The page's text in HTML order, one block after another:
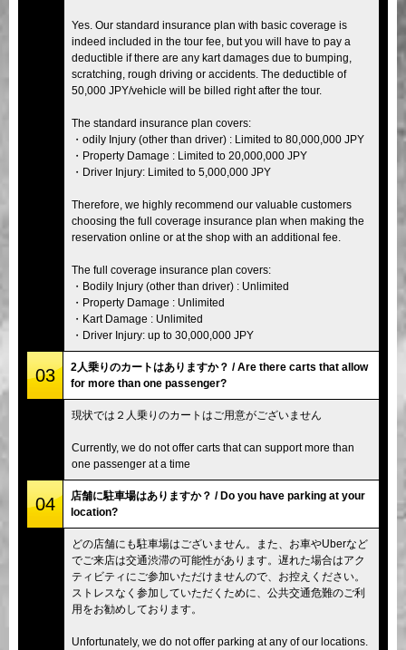
Yes. Our standard insurance plan with basic coverage is
indeed included in the tour fee, but you will have to pay a
deductible if there are any kart damages due to bumping,
scratching, rough driving or accidents. The deductible of
50,000 JPY/vehicle will be billed right after the tour.
The standard insurance plan covers:
・odily Injury (other than driver) : Limited to 80,000,000 JPY
・Property Damage : Limited to 20,000,000 JPY
・Driver Injury: Limited to 5,000,000 JPY
Therefore, we highly recommend our valuable customers
choosing the full coverage insurance plan when making the
reservation online or at the shop with an additional fee.
The full coverage insurance plan covers:
・Bodily Injury (other than driver) : Unlimited
・Property Damage : Unlimited
・Kart Damage : Unlimited
・Driver Injury: up to 30,000,000 JPY
03
2人乗りのカートはありますか？ / Are there carts that allow
for more than one passenger?
現状では２人乗りのカートはご用意がございません
Currently, we do not offer carts that can support more than
one passenger at a time
04
店舗に駐車場はありますか？ / Do you have parking at your
location?
どの店舗にも駐車場はございません。また、お車やUberなど
でご来店は交通渋滞の可能性があります。遅れた場合はアク
ティビティにご参加いただけませんので、お控えください。
ストレスなく参加していただくために、公共交通危難のご利
用をお勧めしております。
Unfortunately, we do not offer parking at any of our locations.